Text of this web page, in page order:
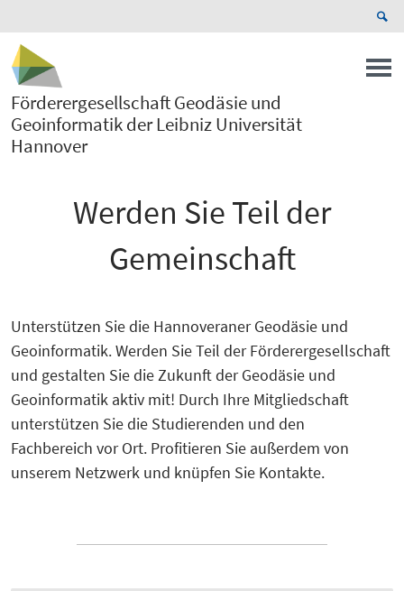
Förderergesellschaft Geodäsie und
Geoinformatik der Leibniz Universität
Hannover
Werden Sie Teil der
Gemeinschaft
Unterstützen Sie die Hannoveraner Geodäsie und
Geoinformatik. Werden Sie Teil der Förderergesellschaft
und gestalten Sie die Zukunft der Geodäsie und
Geoinformatik aktiv mit! Durch Ihre Mitgliedschaft
unterstützen Sie die Studierenden und den
Fachbereich vor Ort. Profitieren Sie außerdem von
unserem Netzwerk und knüpfen Sie Kontakte.